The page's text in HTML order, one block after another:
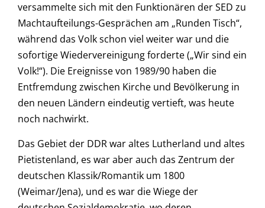
versammelte sich mit den Funktionären der SED zu
Machtaufteilungs-Gesprächen am „Runden Tisch“,
während das Volk schon viel weiter war und die
sofortige Wiedervereinigung forderte („Wir sind ein
Volk!“). Die Ereignisse von 1989/90 haben die
Entfremdung zwischen Kirche und Bevölkerung in
den neuen Ländern eindeutig vertieft, was heute
noch nachwirkt.
Das Gebiet der DDR war altes Lutherland und altes
Pietistenland, es war aber auch das Zentrum der
deutschen Klassik/Romantik um 1800
(Weimar/Jena), und es war die Wiege der